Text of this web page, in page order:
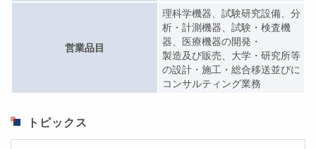
営業品目
理科学機器、試験研究設備、分
析・計測機器、試験・検査機
器、医療機器の開発・
製造及び販売、大学・研究所等
の設計・施工・総合移送並びに
コンサルティング業務
トピックス